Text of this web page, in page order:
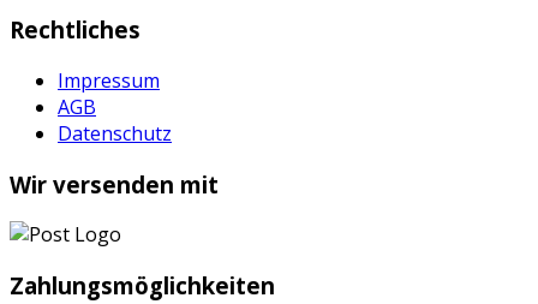
Rechtliches
Impressum
AGB
Datenschutz
Wir versenden mit
Zahlungsmöglichkeiten